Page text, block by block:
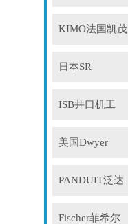
KIMO法国凯茂
日本SR
ISB井口机工
美国Dwyer
PANDUIT泛达
Fischer菲希尔